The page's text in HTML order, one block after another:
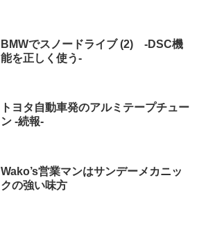
BMWでスノードライブ (2) -DSC機
能を正しく使う-
トヨタ自動車発のアルミテープチュー
ン -続報-
Wako’s営業マンはサンデーメカニッ
クの強い味方